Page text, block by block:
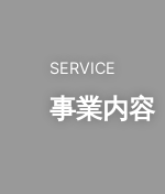
SERVICE
事業内容